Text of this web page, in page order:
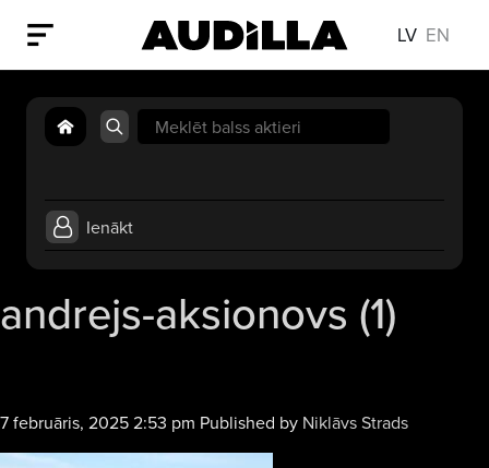
LV EN
Search
for:
Ienākt
andrejs-aksionovs (1)
7 februāris, 2025 2:53 pm Published by Niklāvs Strads